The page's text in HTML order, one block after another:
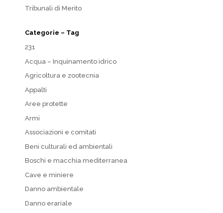
Tribunali di Merito
Categorie – Tag
231
Acqua – Inquinamento idrico
Agricoltura e zootecnia
Appalti
Aree protette
Armi
Associazioni e comitati
Beni culturali ed ambientali
Boschi e macchia mediterranea
Cave e miniere
Danno ambientale
Danno erariale